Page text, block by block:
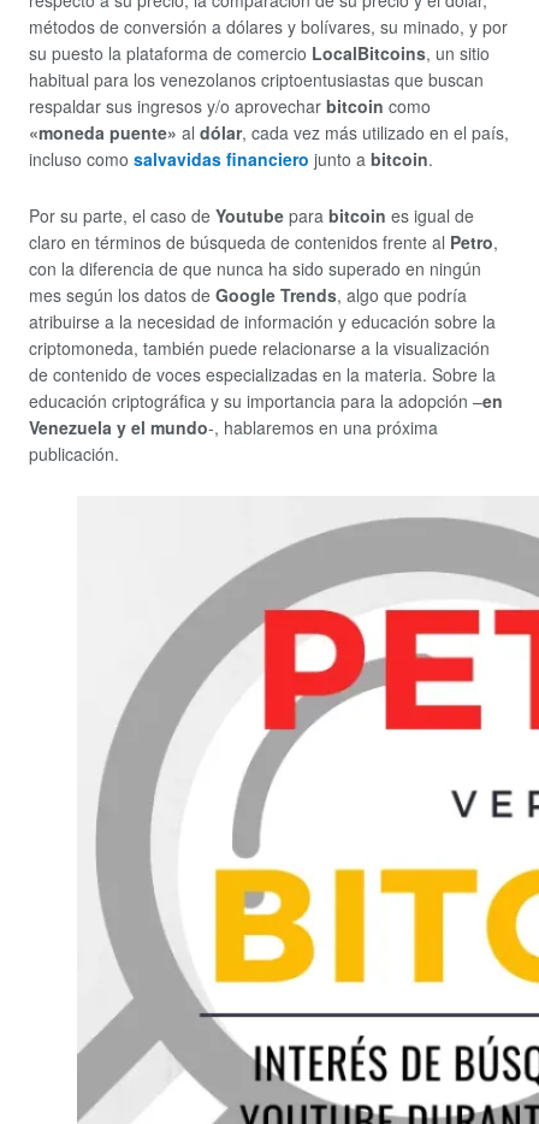
métodos de conversión a dólares y bolívares, su minado, y por
su puesto la plataforma de comercio LocalBitcoins, un sitio
habitual para los venezolanos criptoentusiastas que buscan
respaldar sus ingresos y/o aprovechar bitcoin como
«moneda puente» al dólar, cada vez más utilizado en el país,
incluso como salvavidas financiero junto a bitcoin.
Por su parte, el caso de Youtube para bitcoin es igual de
claro en términos de búsqueda de contenidos frente al Petro,
con la diferencia de que nunca ha sido superado en ningún
mes según los datos de Google Trends, algo que podría
atribuirse a la necesidad de información y educación sobre la
criptomoneda, también puede relacionarse a la visualización
de contenido de voces especializadas en la materia. Sobre la
educación criptográfica y su importancia para la adopción –en
Venezuela y el mundo-, hablaremos en una próxima
publicación.